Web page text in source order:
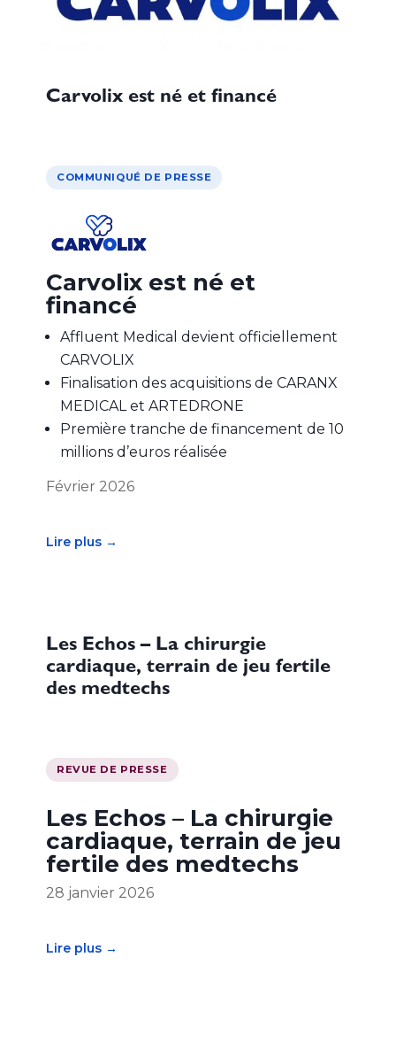
Carvolix est né et financé
COMMUNIQUÉ DE PRESSE
Carvolix est né et
financé
Affluent Medical devient officiellement
CARVOLIX
Finalisation des acquisitions de CARANX
MEDICAL et ARTEDRONE
Première tranche de financement de 10
millions d’euros réalisée
Février 2026
Lire plus →
Les Echos – La chirurgie
cardiaque, terrain de jeu fertile
des medtechs
REVUE DE PRESSE
Les Echos – La chirurgie
cardiaque, terrain de jeu
fertile des medtechs
28 janvier 2026
Lire plus →